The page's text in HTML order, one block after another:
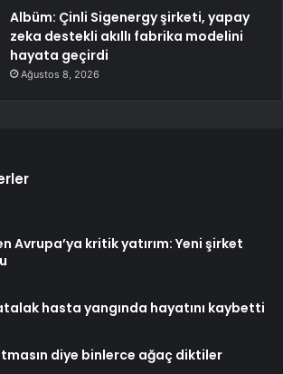
Albüm: Çinli Sigenergy şirketi, yapay
zeka destekli akıllı fabrika modelini
hayata geçirdi
Ağustos 8, 2026
Avrupa’ya kritik yatırım: Yeni şirket
hasta yangında hayatını kaybetti
diye binlerce ağaç diktiler